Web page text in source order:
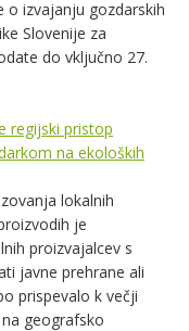
o izvajanju gozdarskih
Slovenije za
do vključno 27.
regijski pristop
na ekoloških
lokalnih
je
proizvajalcev s
javne prehrane ali
prispevalo k večji
geografsko